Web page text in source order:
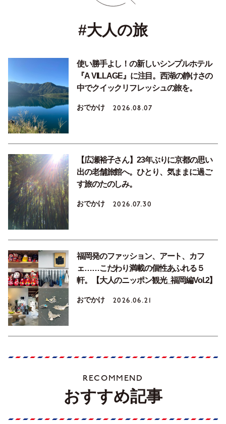
#大人の旅
使い勝手よし！の新しいシンプルホテル
『A VILLAGE』に注目。西湖の静けさの
中でクイックリフレッシュの旅を。
おでかけ 2026.08.07
【広瀬裕子さん】23年ぶりに京都の思い
出の老舗旅館へ。ひとり、気ままに過ご
す旅のたのしみ。
おでかけ 2026.07.30
福岡発のファッション、アート、カフ
ェ……こだわり満載の個性あふれる５
軒。【大人のニッポン観光_福岡編Vol.2】
おでかけ 2026.06.21
RECOMMEND
おすすめ記事